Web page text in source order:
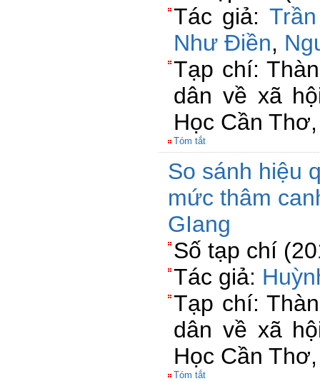
Tác giả:
Như Điền,
Tạp chí:
dân về xã
Học Cần
Tóm tắt
So sánh hiệu
mức thâm
GIang
Số tạp chí
Tác giả:
Tạp chí:
dân về xã
Học Cần
Tóm tắt